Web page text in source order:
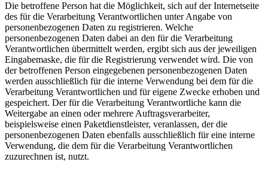
Die betroffene Person hat die Möglichkeit, sich auf der Internetseite
des für die Verarbeitung Verantwortlichen unter Angabe von
personenbezogenen Daten zu registrieren. Welche
personenbezogenen Daten dabei an den für die Verarbeitung
Verantwortlichen übermittelt werden, ergibt sich aus der jeweiligen
Eingabemaske, die für die Registrierung verwendet wird. Die von
der betroffenen Person eingegebenen personenbezogenen Daten
werden ausschließlich für die interne Verwendung bei dem für die
Verarbeitung Verantwortlichen und für eigene Zwecke erhoben und
gespeichert. Der für die Verarbeitung Verantwortliche kann die
Weitergabe an einen oder mehrere Auftragsverarbeiter,
beispielsweise einen Paketdienstleister, veranlassen, der die
personenbezogenen Daten ebenfalls ausschließlich für eine interne
Verwendung, die dem für die Verarbeitung Verantwortlichen
zuzurechnen ist, nutzt.